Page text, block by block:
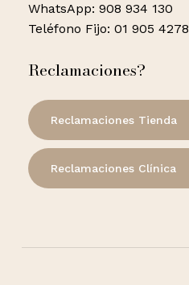
WhatsApp: 908 934 130
Teléfono Fijo: 01 905 4278
Reclamaciones?
Reclamaciones Tienda
Reclamaciones Clínica